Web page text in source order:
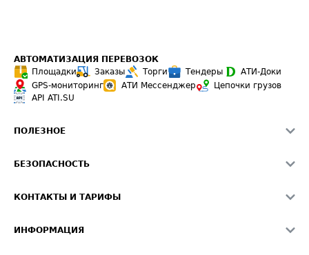
АВТОМАТИЗАЦИЯ ПЕРЕВОЗОК
Площадки
Заказы Торги Тендеры
АТИ-Доки
GPS-мониторинг
АТИ Мессенджер
Цепочки грузов
API ATI.SU
ПОЛЕЗНОЕ
Звезды ATI.SU на вашем сайте
Средние ставки
БЕЗОПАСНОСТЬ
Светофор+
КОНТАКТЫ И ТАРИФЫ
ИНФОРМАЦИЯ